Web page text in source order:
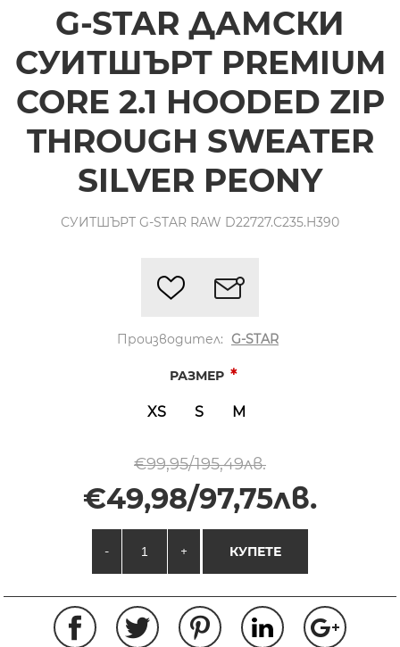
G-STAR ДАМСКИ
СУИТШЪРТ PREMIUM
CORE 2.1 HOODED ZIP
THROUGH SWEATER
SILVER PEONY
СУИТШЪРТ G-STAR RAW D22727.C235.H390
Производител: G-STAR
РАЗМЕР *
XS S M
€99,95/195,49лв.
€49,98/97,75лв.
- + КУПЕТЕ